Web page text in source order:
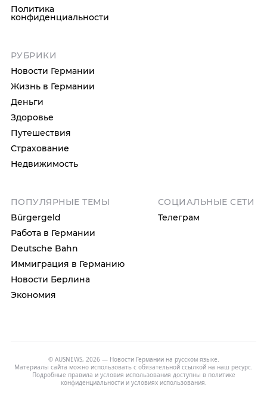
Политика
конфиденциальности
РУБРИКИ
Новости Германии
Жизнь в Германии
Деньги
Здоровье
Путешествия
Страхование
Недвижимость
ПОПУЛЯРНЫЕ ТЕМЫ
Bürgergeld
Работа в Германии
Deutsche Bahn
Иммиграция в Германию
Новости Берлина
Экономия
СОЦИАЛЬНЫЕ СЕТИ
Телеграм
© AUSNEWS, 2026 — Новости Германии на русском языке.
Материалы сайта можно использовать с обязательной ссылкой на наш ресурс.
Подробные правила и условия использования доступны в политике
конфиденциальностии условиях использования.